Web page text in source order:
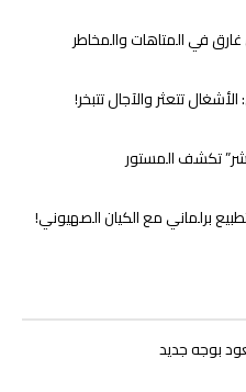
غارق في المتاهات والمخاطر
تكشف المستور
برلماني مع الكيان الصهيوني!
بوجه جديد